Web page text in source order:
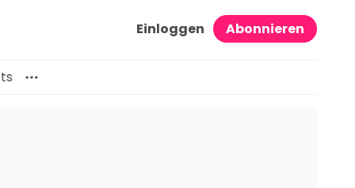
Einloggen Abonnieren